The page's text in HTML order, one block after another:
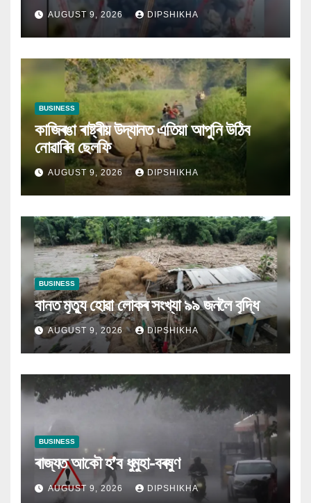
AUGUST 9, 2026 DIPSHIKHA
BUSINESS
কাজিৰঙা ৰাষ্ট্ৰীয় উদ্যানত এতিয়া আপুনি উঠিব
নোৱাৰিব ছেলফি
AUGUST 9, 2026 DIPSHIKHA
BUSINESS
বানত মৃত্যু হোৱা লোকৰ সংখ্যা ৯৯ জনলৈ বৃদ্ধি
AUGUST 9, 2026 DIPSHIKHA
BUSINESS
ৰাজ্যত আকৌ হ’ব ধুমুহা-বৰষুণ
AUGUST 9, 2026 DIPSHIKHA